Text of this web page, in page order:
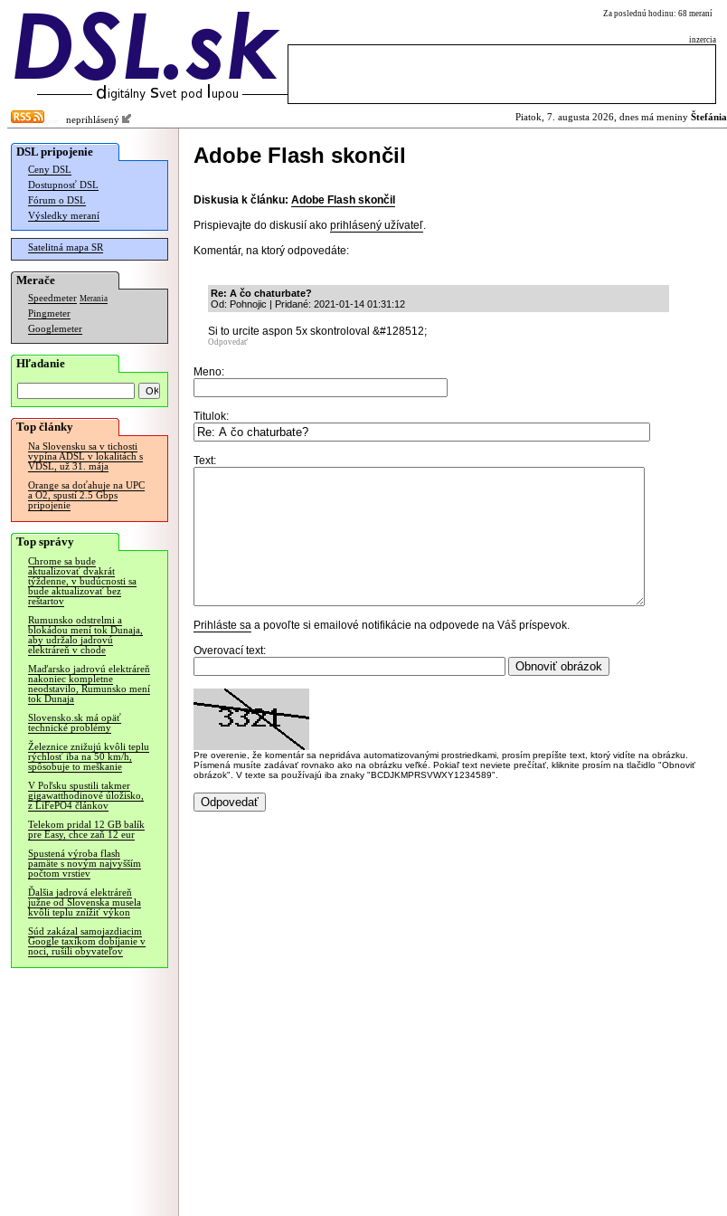
Za poslednú hodinu: 68 meraní
inzercia
neprihlásený Piatok, 7. augusta 2026, dnes má meniny Štefánia
DSL pripojenie
Ceny DSL
Dostupnosť DSL
Fórum o DSL
Výsledky meraní
Satelitná mapa SR
Merače
Speedmeter Merania
Pingmeter
Googlemeter
Hľadanie
Top články
Na Slovensku sa v tichosti
vypína ADSL v lokalitách s
VDSL, už 31. mája
Orange sa doťahuje na UPC
a O2, spustí 2.5 Gbps
pripojenie
Top správy
Chrome sa bude
aktualizovať dvakrát
týždenne, v budúcnosti sa
bude aktualizovať bez
reštartov
Rumunsko odstrelmi a
blokádou mení tok Dunaja,
aby udržalo jadrovú
elektráreň v chode
Maďarsko jadrovú elektráreň
nakoniec kompletne
neodstavilo, Rumunsko mení
tok Dunaja
Slovensko.sk má opäť
technické problémy
Železnice znižujú kvôli teplu
rýchlosť iba na 50 km/h,
spôsobuje to meškanie
V Poľsku spustili takmer
gigawatthodinové úložisko,
z LiFePO4 článkov
Telekom pridal 12 GB balík
pre Easy, chce zaň 12 eur
Spustená výroba flash
pamäte s novým najvyšším
počtom vrstiev
Ďalšia jadrová elektráreň
južne od Slovenska musela
kvôli teplu znížiť výkon
Súd zakázal samojazdiacim
Google taxíkom dobíjanie v
noci, rušili obyvateľov
Adobe Flash skončil
Diskusia k článku: Adobe Flash skončil
Prispievajte do diskusií ako prihlásený užívateľ.
Komentár, na ktorý odpovedáte:
Re: A čo chaturbate?
Od: Pohnojic | Pridané: 2021-01-14 01:31:12
Si to urcite aspon 5x skontroloval &#128512;
Odpovedať
Meno:
Titulok:
Text:
Prihláste sa a povoľte si emailové notifikácie na odpovede na Váš príspevok.
Overovací text:
Pre overenie, že komentár sa nepridáva automatizovanými prostriedkami, prosím prepíšte text, ktorý vidíte na obrázku.
Písmená musíte zadávať rovnako ako na obrázku veľké. Pokiaľ text neviete prečítať, kliknite prosím na tlačidlo "Obnoviť
obrázok". V texte sa používajú iba znaky "BCDJKMPRSVWXY1234589".